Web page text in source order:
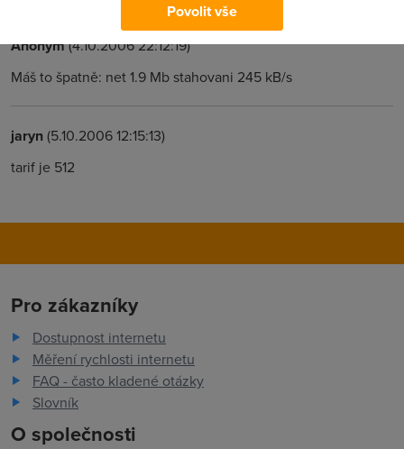
Anonym(4.10.2006 22:12:19)
Máš to špatně: net 1.9 Mb stahovani 245 kB/s
jaryn(5.10.2006 12:15:13)
tarif je 512
Pro zákazníky
Dostupnost internetu
Měření rychlosti internetu
FAQ - často kladené otázky
Slovník
O společnosti
Povolit vše